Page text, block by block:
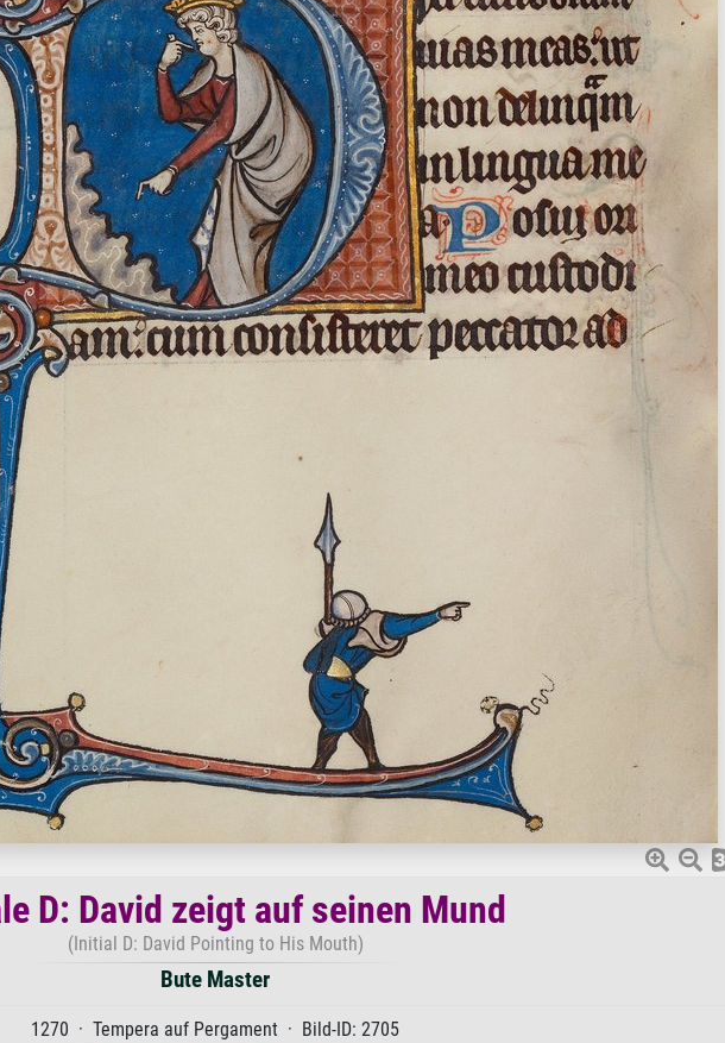
D: David zeigt auf seinen Mund
(Initial D: David Pointing to His Mouth)
Bute Master
1270 · Tempera auf Pergament · Bild-ID: 2705